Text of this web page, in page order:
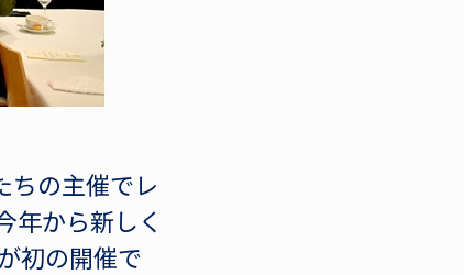
ちの主催でレ
年から新しく
初の開催で